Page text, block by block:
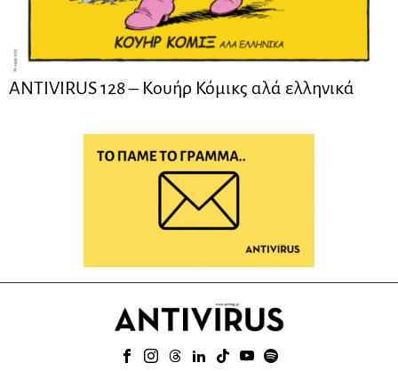
ANTIVIRUS 128 – Kουήρ Κόμικς αλά ελληνικά